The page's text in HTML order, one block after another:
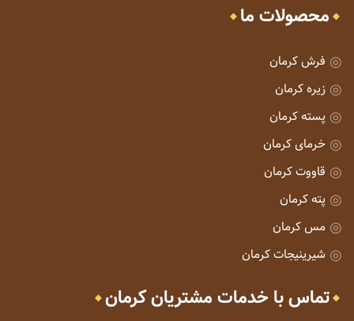
محصولات ما
فرش کرمان
زیره کرمان
پسته کرمان
خرمای کرمان
قاووت کرمان
پته کرمان
مس کرمان
شیرینیجات کرمان
تماس با خدمات مشتریان کرمان